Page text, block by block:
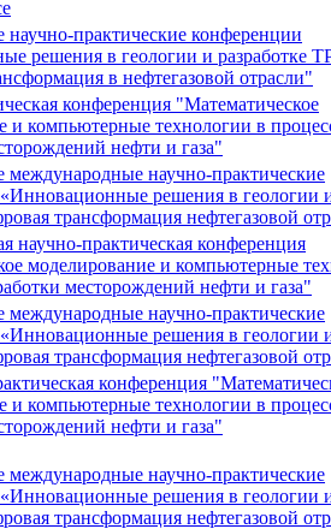
практические конференции
решения в геологии и разработке
в нефтегазовой отрасли"
конференция "Математическое
и компьютерные технологии в
нефти и газа"
научно-практические
решения в геологии и
трансформация нефтегазовой
научно-практическая конференция
моделирование и компьютерные
месторождений нефти и газа"
научно-практические
решения в геологии и
трансформация нефтегазовой
конференция
и компьютерные технологии в
нефти и газа"
научно-практические
решения в геологии и
трансформация нефтегазовой